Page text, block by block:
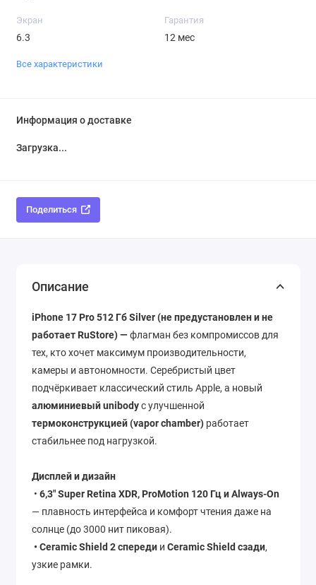
Экран
6.3
Гарантия
12 мес
Все характеристики
Информация о доставке
Загрузка...
Поделиться
Описание
iPhone 17 Pro 512 Гб Silver (не предустановлен и не
работает RuStore) —флагман без компромиссов для
тех, кто хочет максимум производительности,
камеры и автономности. Серебристый цвет
подчёркивает классический стиль Apple, а новый
алюминиевый unibodyс улучшенной
термоконструкцией (vapor chamber) работает
стабильнее под нагрузкой.
Дисплей и дизайн
• 6,3″ Super Retina XDR, ProMotion 120 Гц и Always-On
— плавность интерфейса и комфорт чтения даже на
солнце (до 3000 нит пиковая).
• Ceramic Shield 2 спереди и Ceramic Shield сзади,
узкие рамки.